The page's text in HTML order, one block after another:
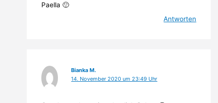
Paella 🙂
Antworten
Bianka M.
14. November 2020 um 23:49 Uhr